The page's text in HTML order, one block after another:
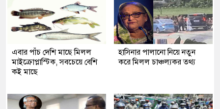
এবার পাঁচ দেশি মাছে মিলল
মাইক্রোপ্লাস্টিক, সবচেয়ে বেশি
কই মাছে
হাসিনার পালানো নিয়ে নতুন
করে মিলল চাঞ্চল্যকর তথ্য